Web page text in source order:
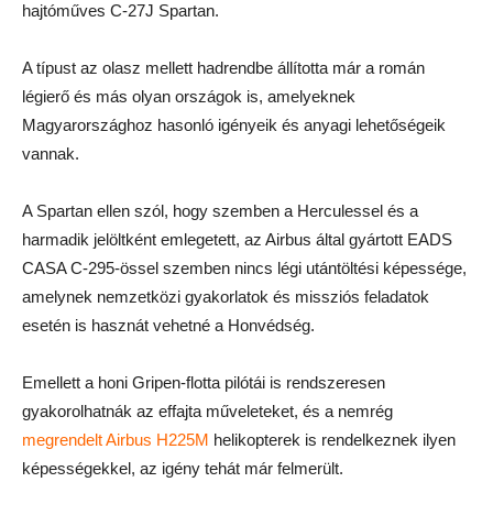
hajtóműves C-27J Spartan.
A típust az olasz mellett hadrendbe állította már a román
légierő és más olyan országok is, amelyeknek
Magyarországhoz hasonló igényeik és anyagi lehetőségeik
vannak.
A Spartan ellen szól, hogy szemben a Herculessel és a
harmadik jelöltként emlegetett, az Airbus által gyártott EADS
CASA C-295-össel szemben nincs légi utántöltési képessége,
amelynek nemzetközi gyakorlatok és missziós feladatok
esetén is hasznát vehetné a Honvédség.
Emellett a honi Gripen-flotta pilótái is rendszeresen
gyakorolhatnák az effajta műveleteket, és a nemrég
megrendelt Airbus H225M helikopterek is rendelkeznek ilyen
képességekkel, az igény tehát már felmerült.